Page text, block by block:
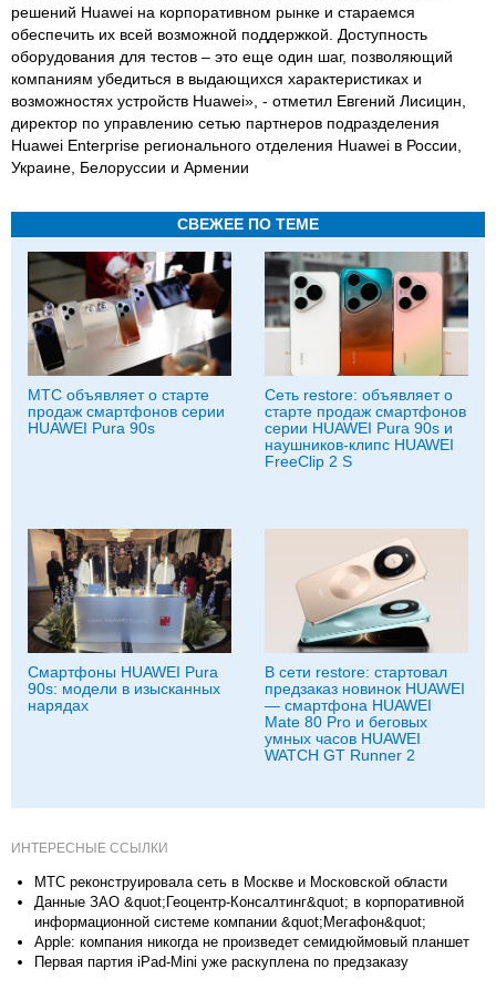
решений Huawei на корпоративном рынке и стараемся
обеспечить их всей возможной поддержкой. Доступность
оборудования для тестов – это еще один шаг, позволяющий
компаниям убедиться в выдающихся характеристиках и
возможностях устройств Huawei», - отметил Евгений Лисицин,
директор по управлению сетью партнеров подразделения
Huawei Enterprise регионального отделения Huawei в России,
Украине, Белоруссии и Армении
СВЕЖЕЕ ПО ТЕМЕ
МТС объявляет о старте
продаж смартфонов серии
HUAWEI Pura 90s
Сеть restore: объявляет о
старте продаж смартфонов
серии HUAWEI Pura 90s и
наушников-клипс HUAWEI
FreeClip 2 S
Смартфоны HUAWEI Pura
90s: модели в изысканных
нарядах
В сети restore: стартовал
предзаказ новинок HUAWEI
— смартфона HUAWEI
Mate 80 Pro и беговых
умных часов HUAWEI
WATCH GT Runner 2
ИНТЕРЕСНЫЕ ССЫЛКИ
МТС реконструировала сеть в Москве и Московской области
Данные ЗАО &quot;Геоцентр-Консалтинг&quot; в корпоративной
информационной системе компании &quot;Мегафон&quot;
Apple: компания никогда не произведет семидюймовый планшет
Первая партия iPad-Mini уже раскуплена по предзаказу